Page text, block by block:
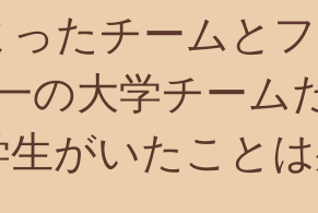
ったチームと
の大学チーム
生がいたこと